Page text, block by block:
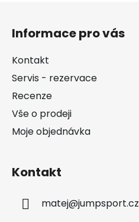
Informace pro vás
Kontakt
Servis - rezervace
Recenze
Vše o prodeji
Moje objednávka
Kontakt
matej@jumpsport.cz